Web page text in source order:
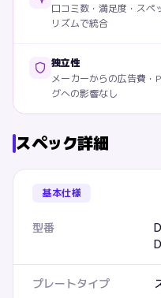
口コミ数・満足度・スペ
リズムで統合
独立性
メーカーからの広告費・
グへの影響なし
スペック詳細
基本仕様
型番
プレートタイプ